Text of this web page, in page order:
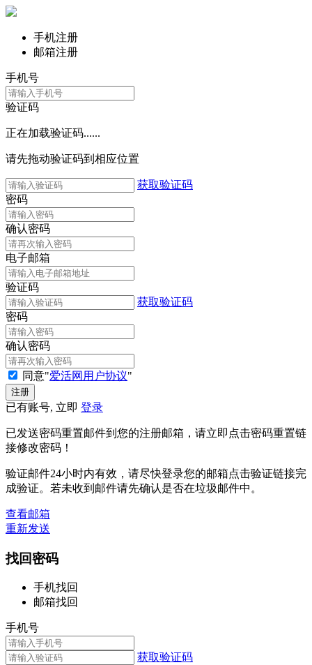
手机注册
邮箱注册
手机号
验证码
正在加载验证码......
请先拖动验证码到相应位置
获取验证码
密码
确认密码
电子邮箱
验证码
获取验证码
密码
确认密码
同意"爱活网用户协议"
已有账号, 立即 登录
已发送密码重置邮件到您的注册邮箱，请立即点击密码重置链
接修改密码！
验证邮件24小时内有效，请尽快登录您的邮箱点击验证链接完
成验证。若未收到邮件请先确认是否在垃圾邮件中。
查看邮箱
重新发送
找回密码
手机找回
邮箱找回
手机号
获取验证码